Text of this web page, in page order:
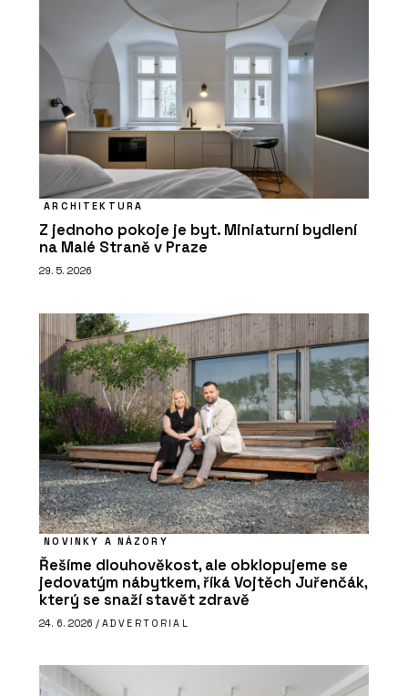
ARCHITEKTURA
Z jednoho pokoje je byt. Miniaturní bydlení
na Malé Straně v Praze
29. 5. 2026
NOVINKY A NÁZORY
Řešíme dlouhověkost, ale obklopujeme se
jedovatým nábytkem, říká Vojtěch Juřenčák,
který se snaží stavět zdravě
24. 6. 2026 / ADVERTORIAL